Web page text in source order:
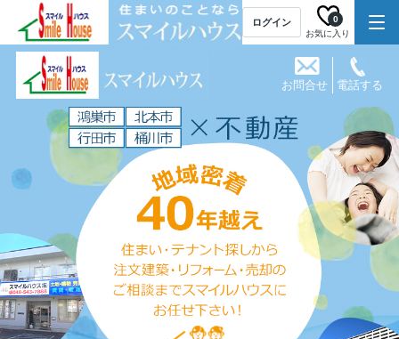
ログイン
お気に入り
0
電話する
お問合せ